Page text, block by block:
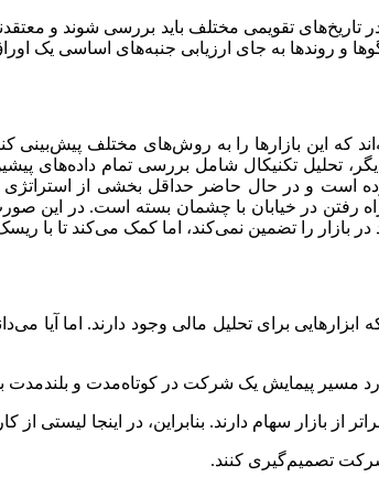
تقویمی مختلف باید بررسی شوند و
و روندها به جای ارزیابی جنبه‌های اساسی یک
که این بازارها را به روش‌های مختلف
تحلیل تکنیکال شامل بررسی تمام داده‌های
است و در حال حاضر حداقل بخشی از استراتژی
راه رفتن در خیابان با چشمان بسته است. در این
در بازار را تضمین نمی‌کند، اما کمک می‌کند تا با
ابزارهایی برای تحلیل مالی وجود دارند. اما آیا
مسیر پیمایش یک شرکت در کوتاه‌مدت و
از بازار سهام دارند. بنابراین، در اینجا لیستی
تصمیم‌گیری کنند.